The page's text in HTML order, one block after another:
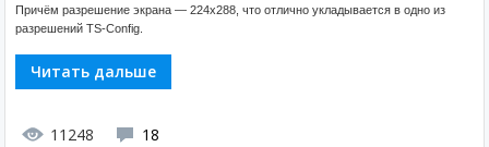
Причём разрешение экрана — 224х288, что отлично укладывается в одно из
разрешений TS-Config.
Читать дальше
11248 18